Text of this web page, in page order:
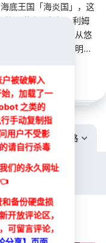
王国「海炎国」，这
的阴谋陷入危机。利姆
入这场深海危机，从悠
阴谋、阻止海底文明...
切换线路
被破解入
，加载了一
之类的
手动复制指
用户不受影
请自行杀毒
们的永久网址
备份硬盘损
开放评论区，
可留言评论，